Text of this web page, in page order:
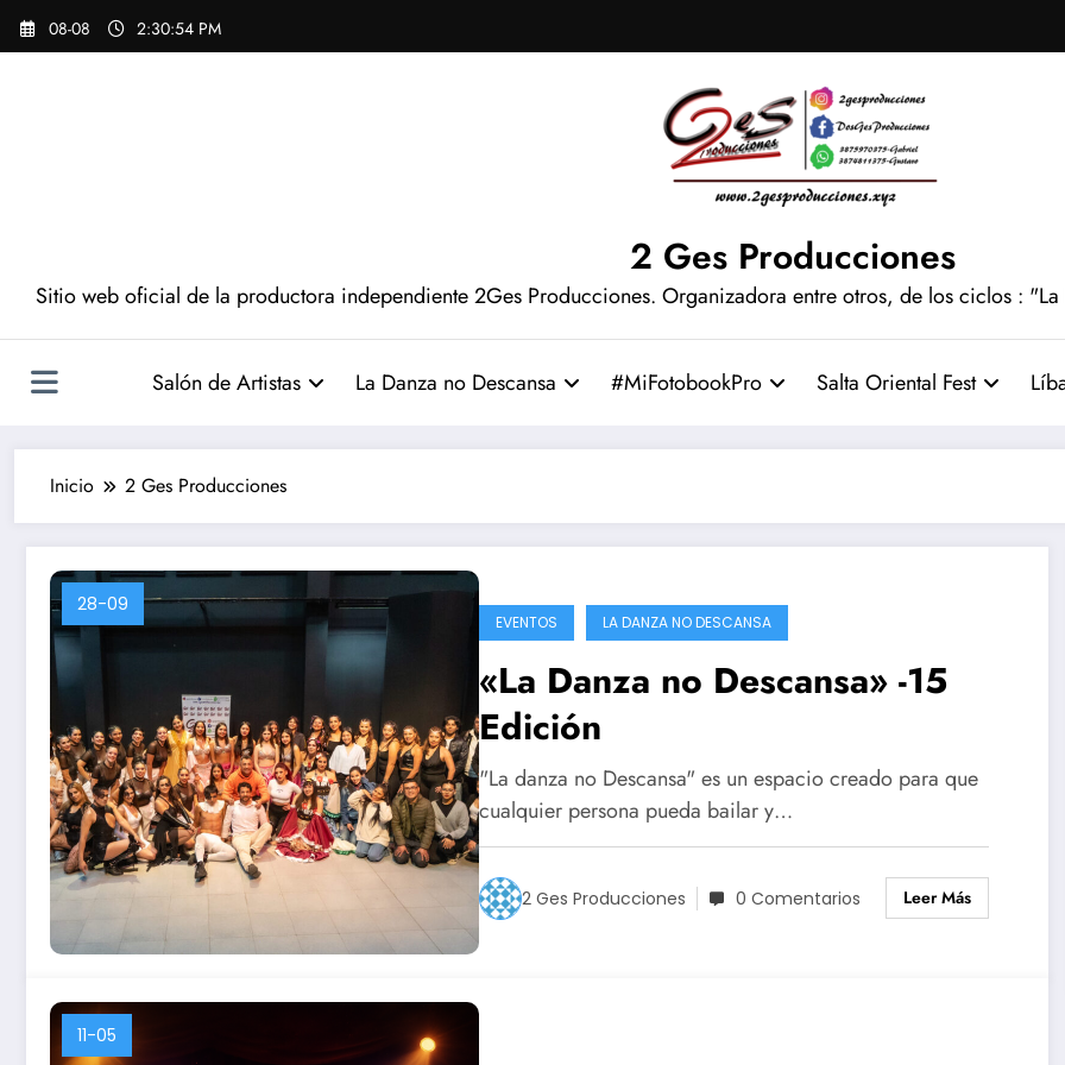
Saltar
08-08 2:30:56 PM
2 Ges Producciones
Sitio web oficial de la productora independiente 2Ges Producciones. Organizadora entre otros, de los ciclos :
Salón de Artistas La Danza no Descansa #MiFotobookPro Salta Oriental Fest
Inicio 2 Ges Producciones
28-09
EVENTOS LA DANZA NO DESCANSA
«La Danza no Descansa» -15
Edición
"La danza no Descansa" es un espacio creado para que
cualquier persona pueda bailar y…
2 Ges Producciones 0 Comentarios Leer Más
11-05